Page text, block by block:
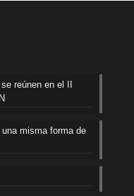
reúnen en el II
misma forma de